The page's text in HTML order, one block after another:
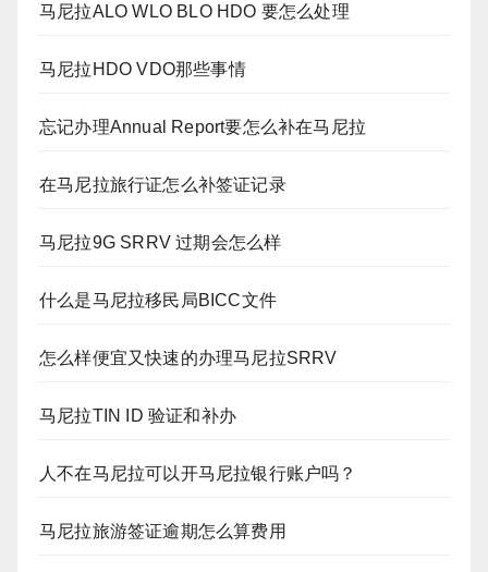
马尼拉ALO WLO BLO HDO 要怎么处理
马尼拉HDO VDO那些事情
忘记办理Annual Report要怎么补在马尼拉
在马尼拉旅行证怎么补签证记录
马尼拉9G SRRV 过期会怎么样
什么是马尼拉移民局BICC文件
怎么样便宜又快速的办理马尼拉SRRV
马尼拉TIN ID 验证和补办
人不在马尼拉可以开马尼拉银行账户吗？
马尼拉旅游签证逾期怎么算费用